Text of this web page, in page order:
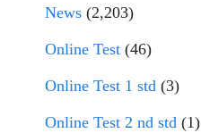
News (2,203)
Online Test (46)
Online Test 1 std (3)
Online Test 2 nd std (1)